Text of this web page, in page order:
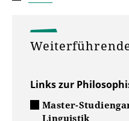
Links zur
Master-
Linguistik